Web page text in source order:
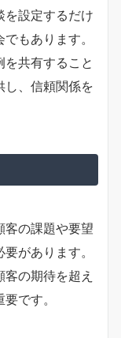
を設定するだけ
もあります。
共有すること
し、信頼関係を
客の課題や要望
があります。
の期待を超え
です。